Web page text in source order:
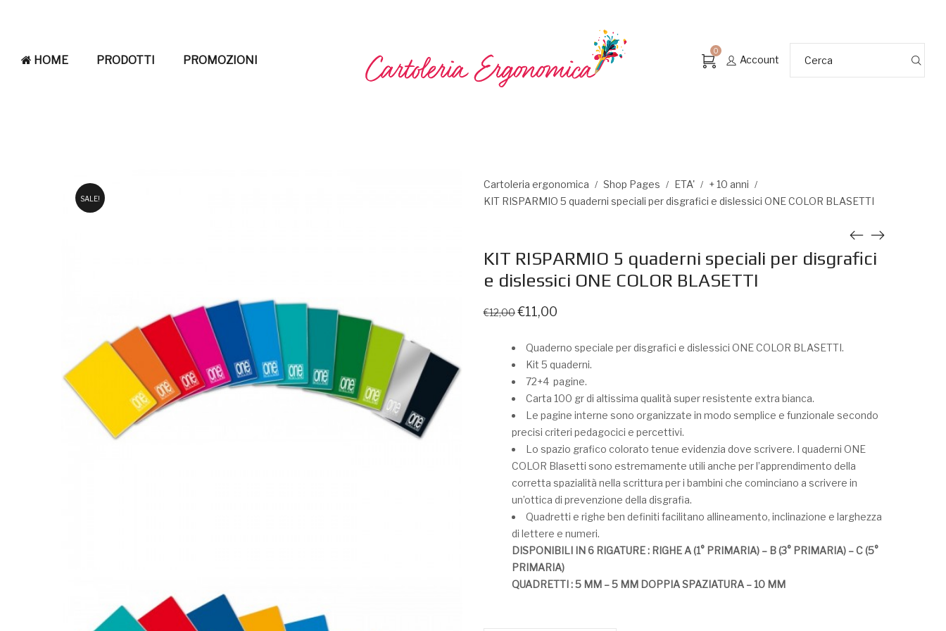
HOME PRODOTTI PROMOZIONI
0
Account
SALE!
Cartoleria ergonomica / Shop Pages / ETA' / + 10 anni /
KIT RISPARMIO 5 quaderni speciali per disgrafici e dislessici ONE COLOR BLASETTI
KIT RISPARMIO 5 quaderni speciali per disgrafici
e dislessici ONE COLOR BLASETTI
€12,00 €11,00
Quaderno speciale per disgrafici e dislessici ONE COLOR BLASETTI.
Kit 5 quaderni.
72+4 pagine.
Carta 100 gr di altissima qualità super resistente extra bianca.
Le pagine interne sono organizzate in modo semplice e funzionale secondo
precisi criteri pedagocici e percettivi.
Lo spazio grafico colorato tenue evidenzia dove scrivere. I quaderni ONE
COLOR Blasetti sono estremamente utili anche per l’apprendimento della
corretta spazialità nella scrittura per i bambini che cominciano a scrivere in
un’ottica di prevenzione della disgrafia.
Quadretti e righe ben definiti facilitano allineamento, inclinazione e larghezza
di lettere e numeri.
DISPONIBILI IN 6 RIGATURE : RIGHE A (1° PRIMARIA) – B (3° PRIMARIA) – C (5°
PRIMARIA)
QUADRETTI : 5 MM – 5 MM DOPPIA SPAZIATURA – 10 MM